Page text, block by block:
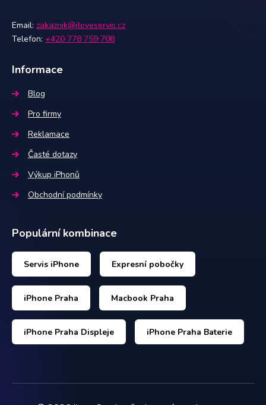
Email: zakaznik@iloveservis.cz
Telefon: +420 778 759 708
Informace
Blog
Pro firmy
Reklamace
Časté dotazy
Výkup iPhonů
Obchodní podmínky
Populární kombinace
Servis iPhone Expresní pobočky
iPhone Praha Macbook Praha
iPhone Praha Displeje iPhone Praha Baterie